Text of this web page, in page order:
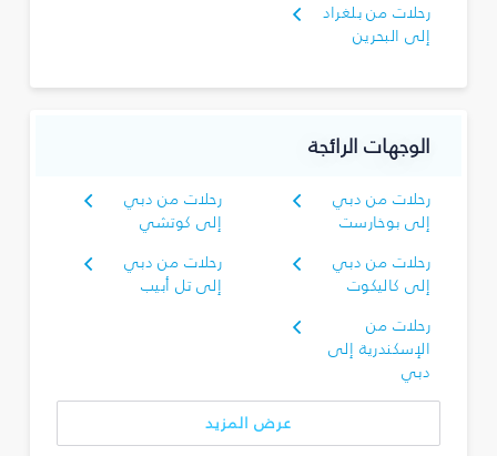
رحلات من بلغراد
إلى البحرين
الوجهات الرائجة
رحلات من دبي
إلى بوخارست
رحلات من دبي
إلى كوتشي
رحلات من دبي
إلى كاليكوت
رحلات من دبي
إلى تل أبيب
رحلات من
الإسكندرية إلى
دبي
عرض المزيد